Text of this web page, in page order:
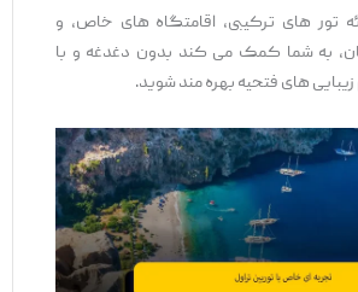
تور های ترکیبی، اقامتگاه ‌های خاص، و
به شما کمک می ‌کند بدون دغدغه و با
‌های فتحیه بهره‌ مند شوید.